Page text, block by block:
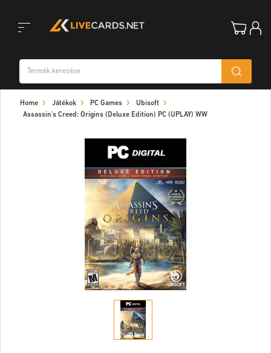
navigation
Home Játékok PC Games
Ubisoft
Assassin's Creed: Origins (Deluxe Edition) PC (UPLAY) WW